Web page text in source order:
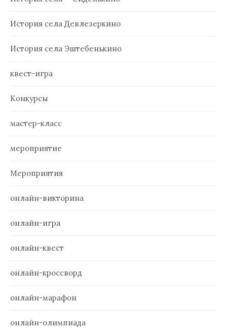
История села Девлезеркино
История села Эштебенькино
квест-игра
Конкурсы
мастер-класс
мероприятие
Мероприятия
онлайн-викторина
онлайн-игра
онлайн-квест
онлайн-кроссворд
онлайн-марафон
онлайн-олимпиада